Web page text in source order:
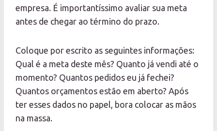
empresa. É importantíssimo avaliar sua meta
antes de chegar ao término do prazo.
Coloque por escrito as seguintes informações:
Qual é a meta deste mês? Quanto já vendi até o
momento? Quantos pedidos eu já fechei?
Quantos orçamentos estão em aberto? Após
ter esses dados no papel, bora colocar as mãos
na massa.